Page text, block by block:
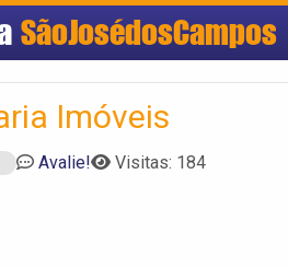
SãoJosédosCampos
Imóveis
Avalie! Visitas: 184